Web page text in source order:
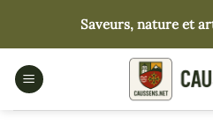
contenu
Saveurs, nature et